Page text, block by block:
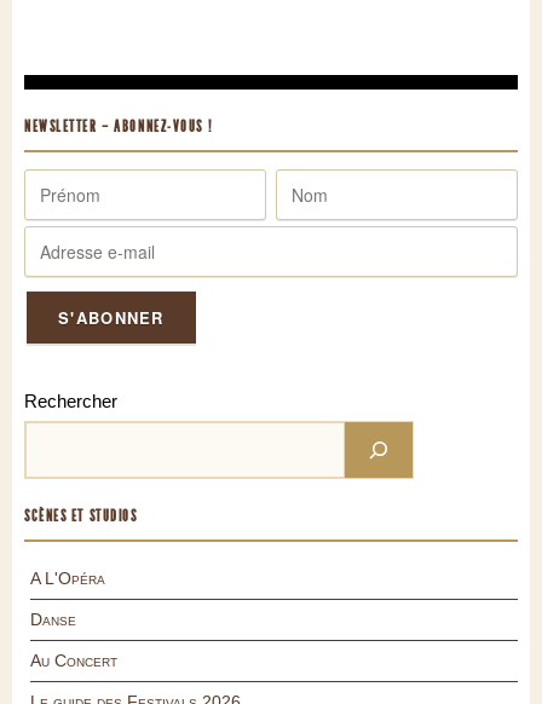
NEWSLETTER – ABONNEZ-VOUS !
Rechercher
SCÈNES ET STUDIOS
A L'Opéra
Danse
Au Concert